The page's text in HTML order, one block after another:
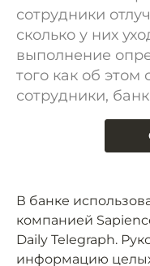
сотрудники
сколько у них
выполнение
того как об этом
сотрудники,
В банке
компанией
Daily Telegraph.
информацию